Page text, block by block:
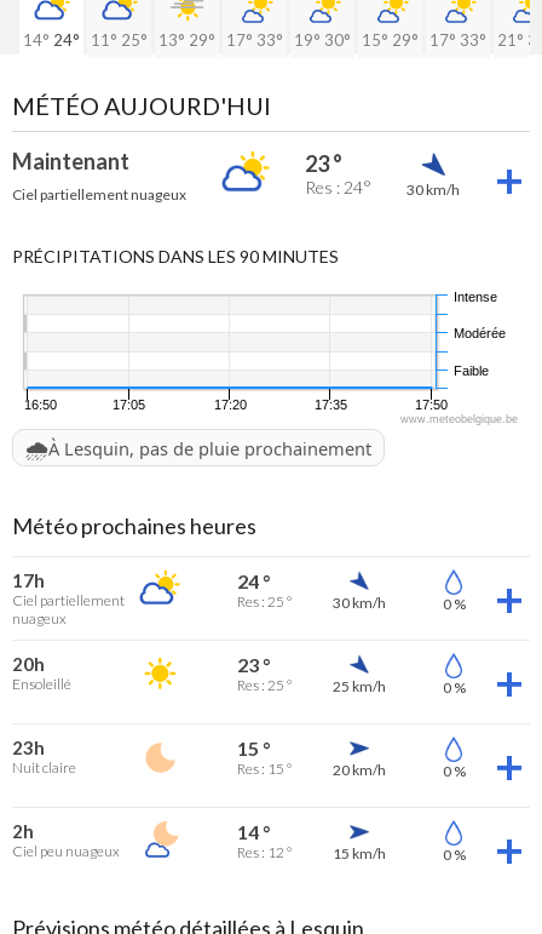
14° 24° 11° 25° 13° 29° 17° 33° 19° 30° 15° 29° 17° 33° 21°
MÉTÉO AUJOURD'HUI
Maintenant
Ciel partiellement nuageux
23 °
Res : 24° 30 km/h
PRÉCIPITATIONS DANS LES 90 MINUTES
16:50 17:05 17:20 17:35 17:50
Faible
Modérée
Intense
www.meteobelgique.be
🌧️À Lesquin, pas de pluie prochainement
Météo prochaines heures
17h
Ciel partiellement
nuageux
24 °
Res : 25 ° 30 km/h 0 %
20h
Ensoleillé
23 °
Res : 25 ° 25 km/h 0 %
23h
Nuit claire
15 °
Res : 15 ° 20 km/h 0 %
2h
Ciel peu nuageux
14 °
Res : 12 ° 15 km/h 0 %
Prévisions météo détaillées à Lesquin